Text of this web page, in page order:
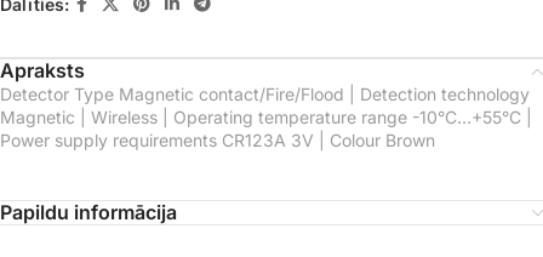
Dalīties:
Apraksts
Detector Type Magnetic contact/Fire/Flood | Detection technology
Magnetic | Wireless | Operating temperature range -10°C…+55°C |
Power supply requirements CR123A 3V | Colour Brown
Papildu informācija